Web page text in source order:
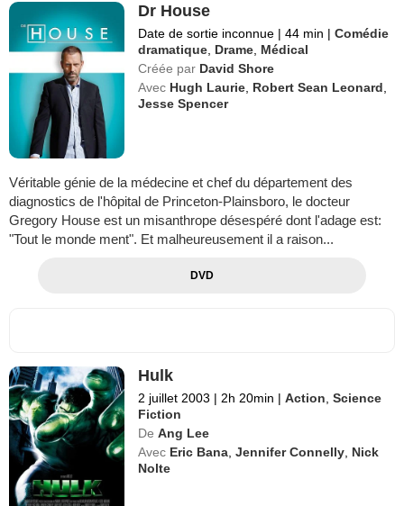
Dr House
Date de sortie inconnue | 44 min | Comédie
dramatique Drame Médical
Créée par David Shore
Avec Hugh Laurie Robert Sean Leonard
Jesse Spencer
Véritable génie de la médecine et chef du département des
diagnostics de l'hôpital de Princeton-Plainsboro, le docteur
Gregory House est un misanthrope désespéré dont l'adage est:
"Tout le monde ment". Et malheureusement il a raison...
DVD
Hulk
2 juillet 2003 | 2h 20min | Action ,Science
Fiction
De Ang Lee
Avec Eric Bana ,Jennifer Connelly Nick
Nolte